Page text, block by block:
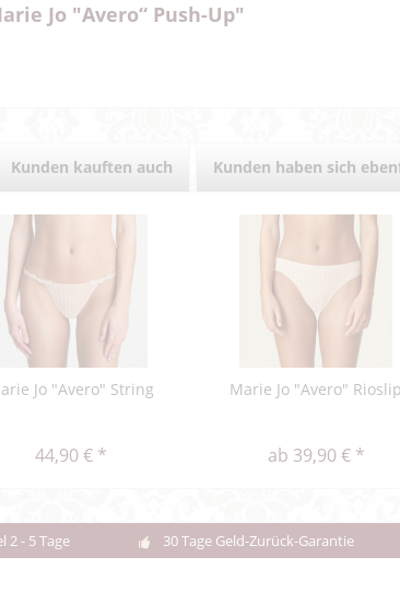
Jo "Avero“ Push-Up"
Kunden kauften auch Kunden haben sich
Jo "Avero" String
44,90 € *
Marie Jo "Avero" Rioslip
ab 39,90 € *
2 - 5 Tage 30 Tage Geld-Zurück-Garantie